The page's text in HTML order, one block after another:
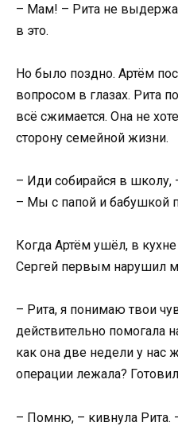
– Мам! – Рита не
в это.
Но было поздно. Артём
вопросом в глазах. Рита
всё сжимается. Она не
сторону семейной жизни.
– Иди собирайся в школу,
– Мы с папой и бабушкой
Когда Артём ушёл, в
Сергей первым нарушил
– Рита, я понимаю твои
действительно помогала
как она две недели у нас
операции лежала?
– Помню, – кивнула Рита.